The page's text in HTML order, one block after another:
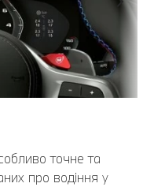
точне та
про водіння у
паркування та
систему Surround